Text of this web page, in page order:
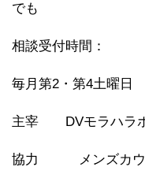
でも
相談受付時間：
毎月第2・第4土曜日
主宰 DVモラハラ
協力 メンズカウ